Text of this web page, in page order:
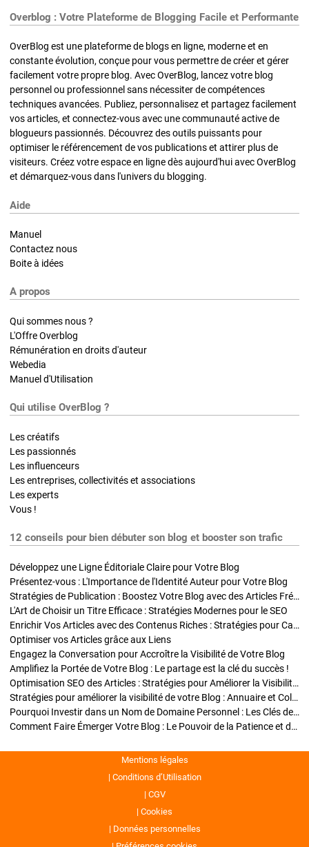
Overblog : Votre Plateforme de Blogging Facile et Performante
OverBlog est une plateforme de blogs en ligne, moderne et en
constante évolution, conçue pour vous permettre de créer et gérer
facilement votre propre blog. Avec OverBlog, lancez votre blog
personnel ou professionnel sans nécessiter de compétences
techniques avancées. Publiez, personnalisez et partagez facilement
vos articles, et connectez-vous avec une communauté active de
blogueurs passionnés. Découvrez des outils puissants pour
optimiser le référencement de vos publications et attirer plus de
visiteurs. Créez votre espace en ligne dès aujourd'hui avec OverBlog
et démarquez-vous dans l'univers du blogging.
Aide
Manuel
Contactez nous
Boite à idées
A propos
Qui sommes nous ?
L'Offre Overblog
Rémunération en droits d'auteur
Webedia
Manuel d'Utilisation
Qui utilise OverBlog ?
Les créatifs
Les passionnés
Les influenceurs
Les entreprises, collectivités et associations
Les experts
Vous !
12 conseils pour bien débuter son blog et booster son trafic
Développez une Ligne Éditoriale Claire pour Votre Blog
Présentez-vous : L'Importance de l'Identité Auteur pour Votre Blog
Stratégies de Publication : Boostez Votre Blog avec des Articles Fréquents et Exclusifs
L'Art de Choisir un Titre Efficace : Stratégies Modernes pour le SEO
Enrichir Vos Articles avec des Contenus Riches : Stratégies pour Captiver et Optimiser
Optimiser vos Articles grâce aux Liens
Engagez la Conversation pour Accroître la Visibilité de Votre Blog
Amplifiez la Portée de Votre Blog : Le partage est la clé du succès !
Optimisation SEO des Articles : Stratégies pour Améliorer la Visibilité de Votre Blog
Stratégies pour améliorer la visibilité de votre Blog : Annuaire et Collaborations
Pourquoi Investir dans un Nom de Domaine Personnel : Les Clés de la Réussite de Votre Blog
Comment Faire Émerger Votre Blog : Le Pouvoir de la Patience et de la Persévérance
Mentions légales
Conditions d’Utilisation
CGV
Cookies
Données personnelles